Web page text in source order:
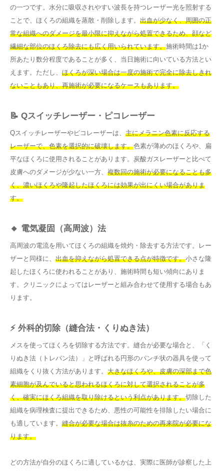
の一つです。水分に吸収されやすい波長を持つレーザー光を照射する
ことで、ほくろの組織を蒸散・削除します。 出血が少なく、周囲の正
常な組織へのダメージを最小限に抑えながら処置できるため、顔など
繊細な部位のほくろ除去にも広く用いられています。施術時間は1か
所あたり数分程度であることが多く、当日施術に向いている方法とい
えます。ただし、 ほくろが深い場合は一度の施術で完全に除去しきれ
ないこともあり、再施術が必要になるケースもあります。
📝 Qスイッチレーザー・ピコレーザー
Qスイッチレーザーやピコレーザーは、 主にメラニン色素に反応する
レーザーで、色素を選択的に破壊します。色素が薄めのほくろや、扁
平なほくろに使用されることがあります。炭酸ガスレーザーと比べて
皮膚へのダメージが少ない一方、 複数回の施術が必要になることも多
く、濃いほくろや隆起したほくろには効果が出にくい場合がありま
す。
🔸 電気凝固（高周波）法
高周波の電流を用いてほくろの組織を焼灼・除去する方法です。レー
ザーと同様に、 出血を抑えながら処置できる点が特徴です。小さな隆
起したほくろに使われることがあり、施術時間も短い傾向にありま
す。クリニックによってはレーザーと組み合わせて使用する場合もあ
ります。
⚡ 外科的切除（縫合法・くりぬき法）
メスを使ってほくろを切除する方法です。縫合が必要な場合と、「く
りぬき法（トレパン法）」と呼ばれる円形のパンチ状の器具を使って
組織をくり抜く方法があります。 大きなほくろや、皮膚の深部まで色
素細胞が及んでいると思われるほくろに対して選択されることが多
く、確実にほくろ組織を取り除けるという利点があります。切除した
組織を病理検査に提出できるため、悪性の可能性を排除したい場合に
も適しています。 縫合が必要な場合は抜糸のための再来院が必要にな
ります。
どの方法が自分のほくろに適しているかは、実際に医師が診察した上